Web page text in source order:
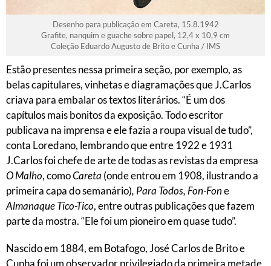
Desenho para publicação em Careta, 15.8.1942
Grafite, nanquim e guache sobre papel, 12,4 x 10,9 cm
Coleção Eduardo Augusto de Brito e Cunha / IMS
Estão presentes nessa primeira seção, por exemplo, as
belas capitulares, vinhetas e diagramações que J.Carlos
criava para embalar os textos literários. “É um dos
capítulos mais bonitos da exposição. Todo escritor
publicava na imprensa e ele fazia a roupa visual de tudo”,
conta Loredano, lembrando que entre 1922 e 1931
J.Carlos foi chefe de arte de todas as revistas da empresa
O Malho, comoCareta (onde entrou em 1908, ilustrando a
primeira capa do semanário), Para Todos, Fon-Fone
Almanaque Tico-Tico, entre outras publicações que fazem
parte da mostra. “Ele foi um pioneiro em quase tudo”.
Nascido em 1884, em Botafogo, José Carlos de Brito e
Cunha foi um observador privilegiado da primeira metade